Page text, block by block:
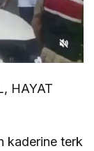
HAYAT
kaderine terk